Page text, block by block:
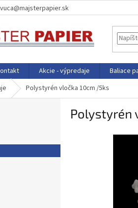
Akcie - výpredaje Baliace
Polystyrén vločka 10cm /5ks
Polystyrén